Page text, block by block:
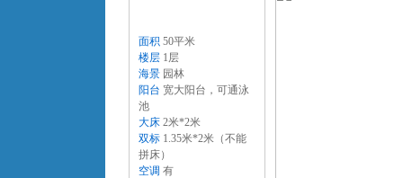
面积 50平米
楼层 1层
海景 园林
阳台 宽大阳台，可通泳
池
大床 2米*2米
双标 1.35米*2米（不能
拼床）
空调 有